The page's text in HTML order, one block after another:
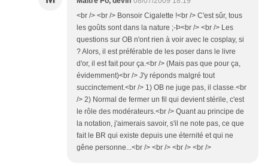
<br /> <br /> Bonsoir Cigalette !<br /> C'est sûr, tous
les goûts sont dans la nature ;-Þ<br /> <br /> Les
questions sur OB n'ont rien à voir avec le cosplay, si
? Alors, il est préférable de les poser dans le livre
d'or, il est fait pour ça.<br /> (Mais pas que pour ça,
évidemment)<br /> J'y réponds malgré tout
succinctement.<br /> 1) OB ne juge pas, il classe.<br
/> 2) Normal de fermer un fil qui devient stérile, c'est
le rôle des modérateurs.<br /> Quant au principe de
la notation, j'aimerais savoir, s'il ne note pas, ce que
fait le BR qui existe depuis une éternité et qui ne
gêne personne...<br /> <br /> <br /> <br />